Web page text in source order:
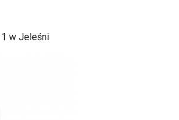
1 w Jeleśni